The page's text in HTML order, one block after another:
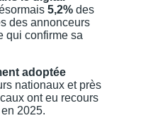
5,2% des
des annonceurs
qui confirme sa
adoptée
nationaux et près
ont eu recours
2025.